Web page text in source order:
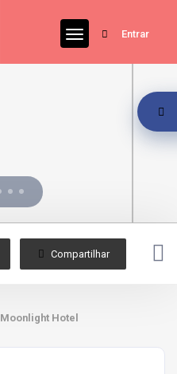
Entrar
Compartilhar
Moonlight Hotel